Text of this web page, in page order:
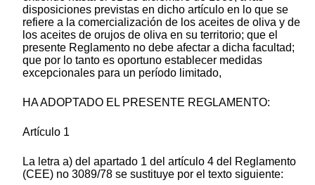
disposiciones previstas en dicho artículo en lo que se
refiere a la comercialización de los aceites de oliva y de
los aceites de orujos de oliva en su territorio; que el
presente Reglamento no debe afectar a dicha facultad;
que por lo tanto es oportuno establecer medidas
excepcionales para un período limitado,
HA ADOPTADO EL PRESENTE REGLAMENTO:
Artículo 1
La letra a) del apartado 1 del artículo 4 del Reglamento
(CEE) no 3089/78 se sustituye por el texto siguiente: